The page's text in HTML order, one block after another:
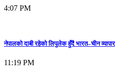
4:07 PM
नेपालको दाबी रहेको लिपुलेक हुँदै भारत–चीन
11:19 PM